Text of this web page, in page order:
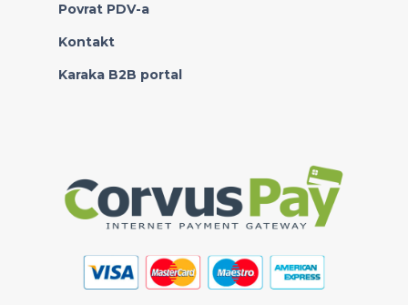
Povrat PDV-a
Kontakt
Karaka B2B portal